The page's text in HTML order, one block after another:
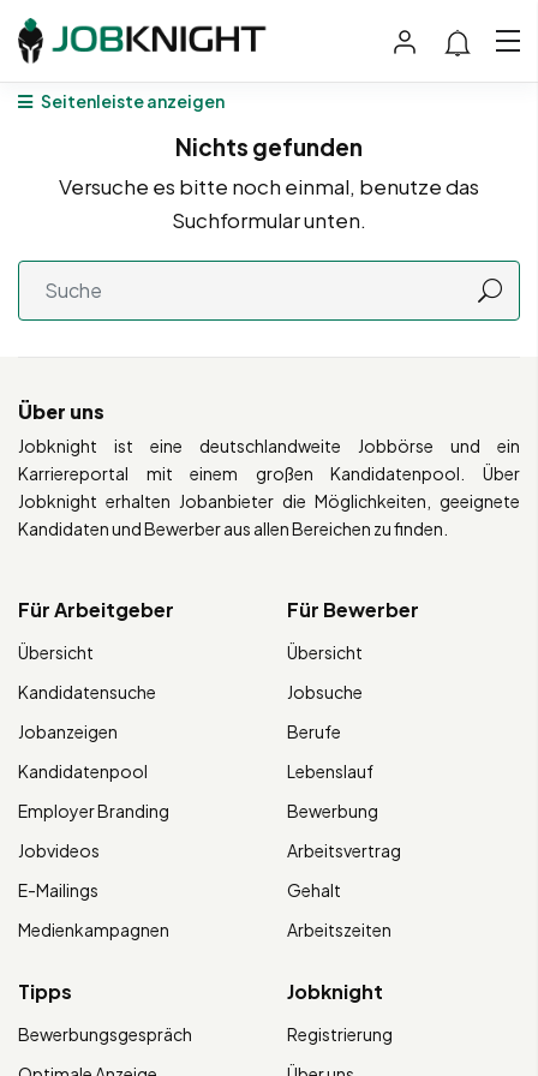
Seitenleiste anzeigen
Nichts gefunden
Versuche es bitte noch einmal, benutze das
Suchformular unten.
Über uns
Jobknight ist eine deutschlandweite Jobbörse und ein
Karriereportal mit einem großen Kandidatenpool. Über
Jobknight erhalten Jobanbieter die Möglichkeiten, geeignete
Kandidaten und Bewerber aus allen Bereichen zu finden.
Für Arbeitgeber
Übersicht
Kandidatensuche
Jobanzeigen
Kandidatenpool
Employer Branding
Jobvideos
E-Mailings
Medienkampagnen
Für Bewerber
Übersicht
Jobsuche
Berufe
Lebenslauf
Bewerbung
Arbeitsvertrag
Gehalt
Arbeitszeiten
Tipps
Bewerbungsgespräch
Jobknight
Registrierung